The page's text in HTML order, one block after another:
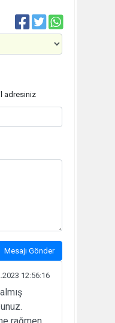
adresiniz
Mesajı Gönder
12:56:16
rağmen